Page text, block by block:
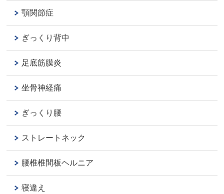
顎関節症
ぎっくり背中
足底筋膜炎
坐骨神経痛
ぎっくり腰
ストレートネック
腰椎椎間板ヘルニア
寝違え